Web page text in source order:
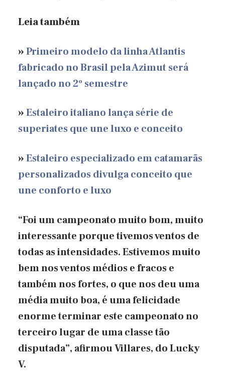
Leia também
»Primeiro modelo da linha Atlantis
fabricado no Brasil pela Azimut será
lançado no 2º semestre
»Estaleiro italiano lança série de
superiates que une luxo e conceito
»Estaleiro especializado em catamarãs
personalizados divulga conceito que
une conforto e luxo
“Foi um campeonato muito bom, muito
interessante porque tivemos ventos de
todas as intensidades. Estivemos muito
bem nos ventos médios e fracos e
também nos fortes, o que nos deu uma
média muito boa, é uma felicidade
enorme terminar este campeonato no
terceiro lugar de uma classe tão
disputada”, afirmou Villares, do Lucky
V.